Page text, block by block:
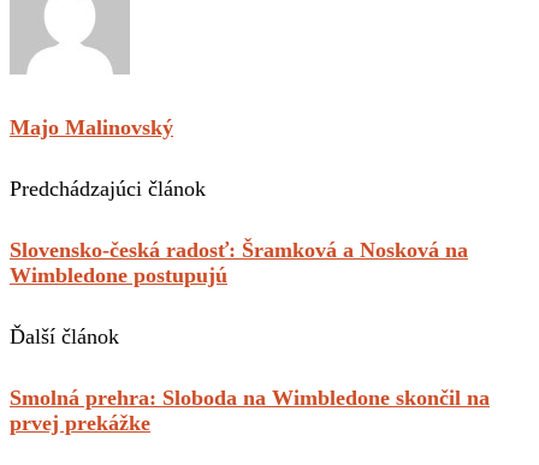
Majo Malinovský
Predchádzajúci článok
Slovensko-česká radosť: Šramková a Nosková na
Wimbledone postupujú
Ďalší článok
Smolná prehra: Sloboda na Wimbledone skončil na
prvej prekážke